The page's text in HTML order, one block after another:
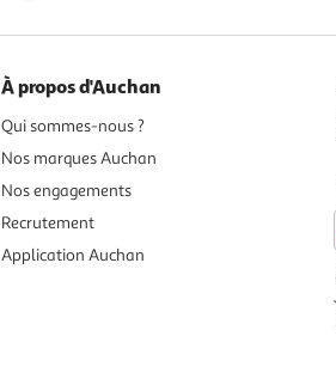
À propos d'Auchan
Qui sommes-nous ?
Nos marques Auchan
Nos engagements
Recrutement
Application Auchan